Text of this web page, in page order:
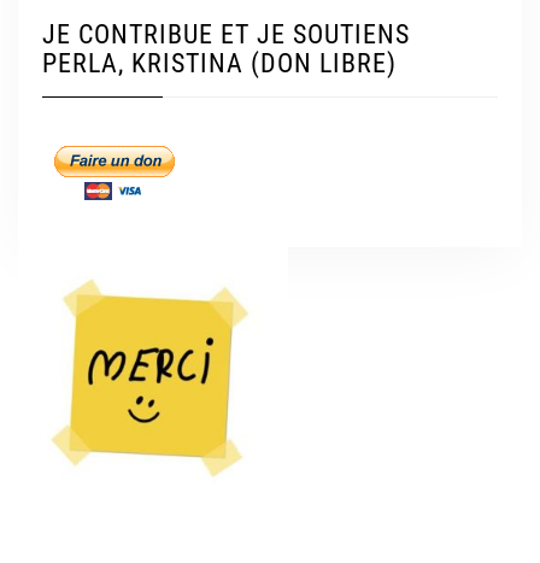
JE CONTRIBUE ET JE SOUTIENS
PERLA, KRISTINA (DON LIBRE)